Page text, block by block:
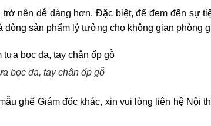
nên dễ dàng hơn. Đặc biệt, để đem đến sự
sản phẩm lý tưởng cho không gian phòng
bọc da, tay chân ốp gỗ
ghế Giám đốc khác, xin vui lòng liên hệ Nội